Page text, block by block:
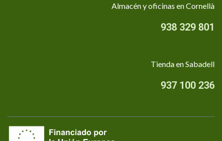
Almacén y oficinas en Cornellà
938 329 801
Tienda en Sabadell
937 100 236